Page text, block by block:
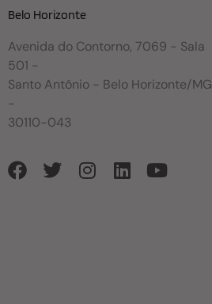
Belo Horizonte
Avenida do Contorno, 7069 - Sala
501 -
Santo Antônio - Belo Horizonte/MG
-
30110-043